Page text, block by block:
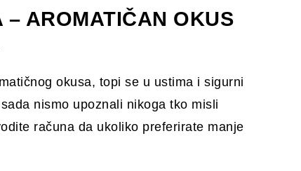
AROMATIČAN OKUS
okusa, topi se u ustima i sigurni
nismo upoznali nikoga tko misli
računa da ukoliko preferirate manje